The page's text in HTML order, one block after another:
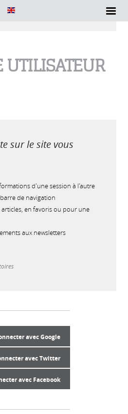
UTILISATEUR
sur le site vous
d'une session à l'autre
de navigation
articles, en favoris ou pour une
aux newsletters
avec Google
avec Twitter
avec Facebook